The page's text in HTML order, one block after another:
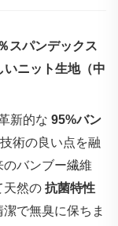
スパンデックス
ニット生地（中
新的な 95%バン
術の良い点を融
バンブー繊維
天然の 抗菌特性
で無臭に保ちま